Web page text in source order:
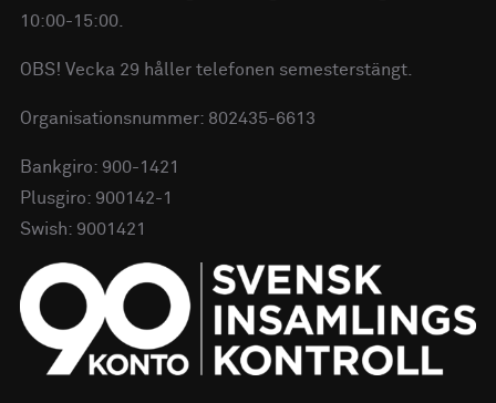
10:00-15:00.
OBS! Vecka 29 håller telefonen semesterstängt.
Organisationsnummer: 802435-6613
Bankgiro: 900-1421
Plusgiro: 900142-1
Swish: 9001421